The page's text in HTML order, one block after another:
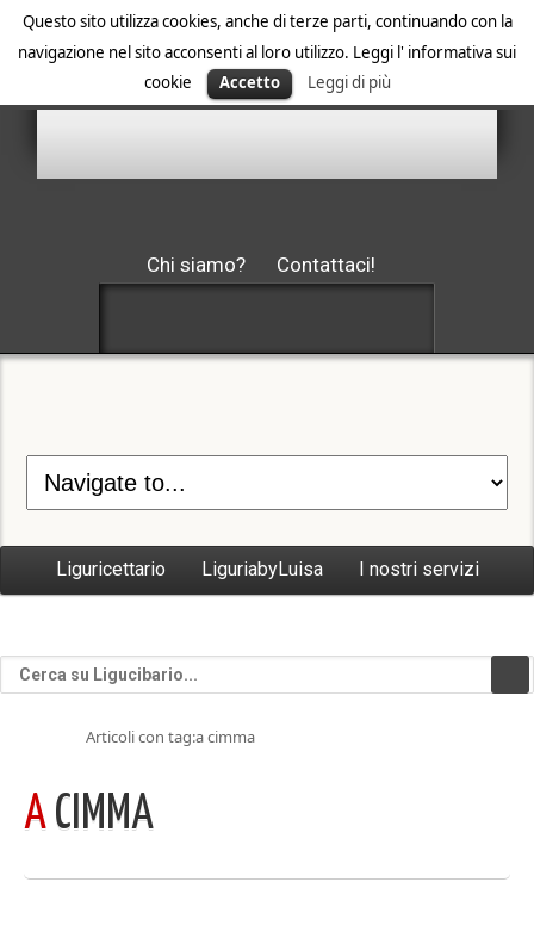
Questo sito utilizza cookies, anche di terze parti, continuando con la
navigazione nel sito acconsenti al loro utilizzo. Leggi l' informativa sui
cookie
Accetto Leggi di più
Chi siamo? Contattaci!
Liguricettario LiguriabyLuisa I nostri servizi
Articoli con tag:a cimma
A CIMMA